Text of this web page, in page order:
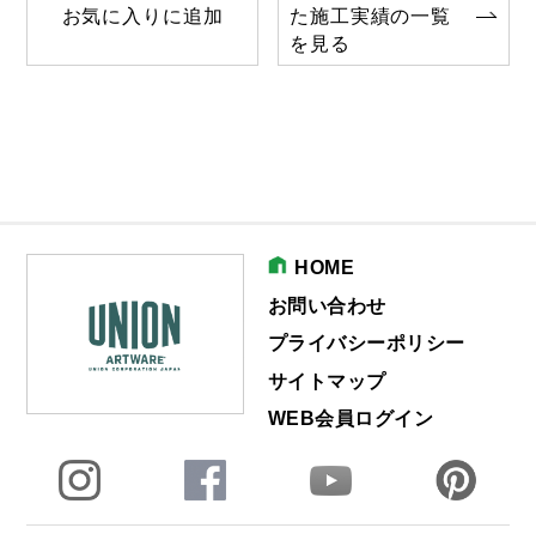
お気に入りに追加
た施工実績の一覧
を見る
HOME
お問い合わせ
プライバシーポリシー
サイトマップ
WEB会員ログイン